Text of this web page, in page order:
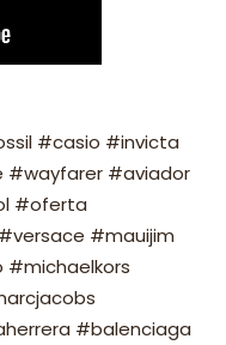
#casio #invicta
#aviador
#oferta
#mauijim
#balenciaga